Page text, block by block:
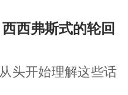
西弗斯式的轮回
头开始理解这些话